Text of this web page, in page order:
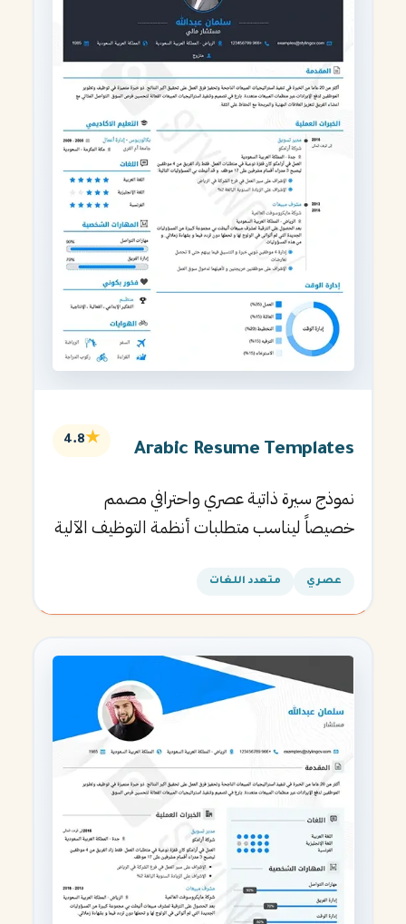
Arabic Resume Templates
★
4.8
نموذج سيرة ذاتية عصري واحترافي مصمم
خصيصاً ليناسب متطلبات أنظمة التوظيف الآلية
عصري متعدد اللغات